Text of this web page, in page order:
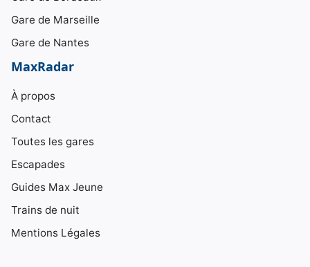
Gare de Marseille
Gare de Nantes
MaxRadar
À propos
Contact
Toutes les gares
Escapades
Guides Max Jeune
Trains de nuit
Mentions Légales